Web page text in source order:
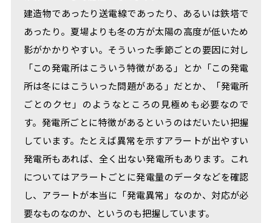
建造物であったり送電線であったり、あるいは鉄塔で
あったり。夏場よりも冬の方が太陽の高度が低いため
影がかかりやすい。そういった季節ごとの要因に対し
「この発電所はこういう特徴がある」とか「この発電
所は冬にはこういった問題がある」だとか、「発電所
ごとのクセ」のようなところの見極めも必要なので
す。発電所ごとに特徴があるというのはだいたい把握
しています。たとえば異常を示すアラートが出やすい
発電所もあれば、全く出ない発電所もあります。これ
についてはアラートごとに発電量のデータなどを確認
し、アラートが本当に「発電異常」なのか、対応が必
要なものなのか、というのも把握しています。